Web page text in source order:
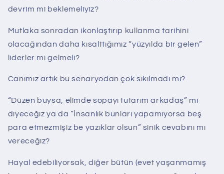
devrim mi beklemeliyiz?
Mutlaka sonradan ikonlaştırıp kullanma tarihini
olacağından daha kısalttığımız “yüzyılda bir gelen”
liderler mi gelmeli?
Canımız artık bu senaryodan çok sıkılmadı mı?
“Düzen buysa, elimde sopayı tutarım arkadaş” mı
diyeceğiz ya da “İnsanlık bunları yapamıyorsa beş
para etmezmişiz be yazıklar olsun” sinik cevabını mı
vereceğiz?
Hayal edebiliyorsak, diğer bütün (evet yaşanmamış